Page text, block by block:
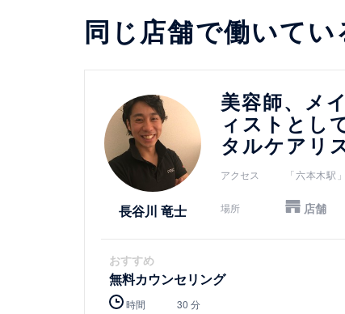
同じ店舗で働いて
長谷川 竜士
美容師、メ
ィストとし
タルケアリ
アクセス 「六本木駅
場所 店舗
おすすめ
無料カウンセリング
時間 30 分